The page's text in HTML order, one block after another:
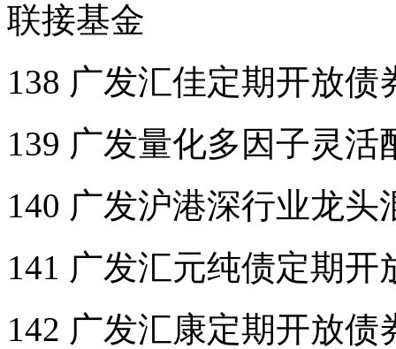
联接基金
138 广发汇佳定期开放
139 广发量化多因子灵
140 广发沪港深行业龙
141 广发汇元纯债定期
142 广发汇康定期开放